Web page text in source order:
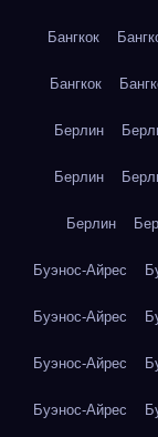
Бангкок
Бангкок
Берлин
Берлин
Берлин
Буэнос-Айрес
Буэнос-Айрес
Буэнос-Айрес
Буэнос-Айрес